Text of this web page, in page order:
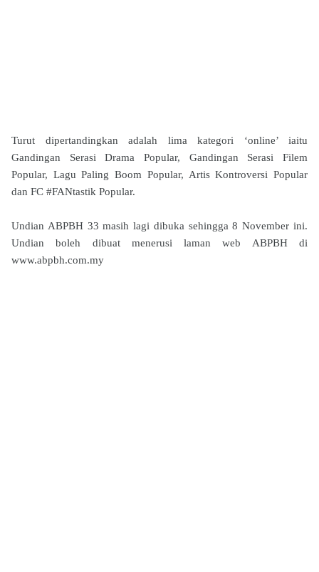
Turut dipertandingkan adalah lima kategori ‘online’ iaitu
Gandingan Serasi Drama Popular, Gandingan Serasi Filem
Popular, Lagu Paling Boom Popular, Artis Kontroversi Popular
dan FC #FANtastik Popular.
Undian ABPBH 33 masih lagi dibuka sehingga 8 November ini.
Undian boleh dibuat menerusi laman web ABPBH di
www.abpbh.com.my